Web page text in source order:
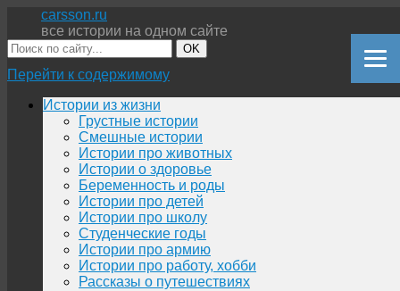
carsson.ru
все истории на одном сайте
OK
Перейти к содержимому
Истории из жизни
Грустные истории
Смешные истории
Истории про животных
Истории о здоровье
Беременность и роды
Истории про детей
Истории про школу
Студенческие годы
Истории про армию
Истории про работу, хобби
Рассказы о путешествиях